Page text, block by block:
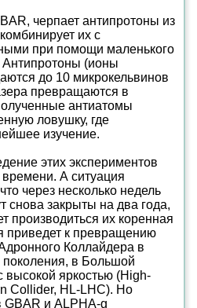
черпает антипротоны из
их с
при помощи маленького
Антипротоны (ионы
до 10 микрокельвинов
превращаются в
антиатомы
ловушку, где
изучение.
этих экспериментов
времени. А ситуация
через несколько недель
снова закрыты на два года,
производиться их коренная
приведет к превращению
Коллайдера в
поколения, в Большой
яркостью (High-
Collider, HL-LHC). Но
GBAR и ALPHA-g